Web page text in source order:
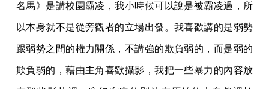
名馬》是講校園霸凌，我小時候可以說是被霸凌過，所
以本身就不是從旁觀者的立場出發。我喜歡講的是弱勢
跟弱勢之間的權力關係，不講強的欺負弱的，而是弱的
欺負弱的，藉由主角喜歡攝影，我把一些暴力的內容放